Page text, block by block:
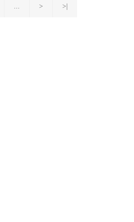
... > >|